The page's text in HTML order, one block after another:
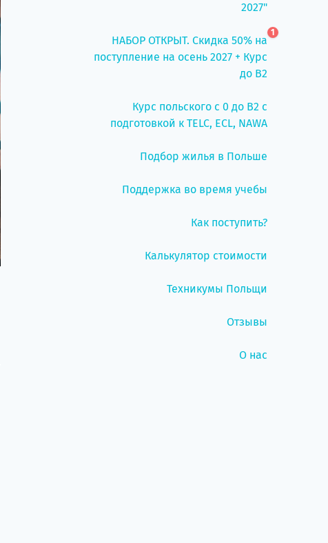
2027"
НАБОР ОТКРЫТ. Скидка 50% на
поступление на осень 2027 + Курс
до B2
1
Курс польского с 0 до B2 с
подготовкой к TELC, ECL, NAWA
Подбор жилья в Польше
Поддержка во время учебы
Как поступить?
Калькулятор стоимости
Техникумы Польщи
Отзывы
О нас